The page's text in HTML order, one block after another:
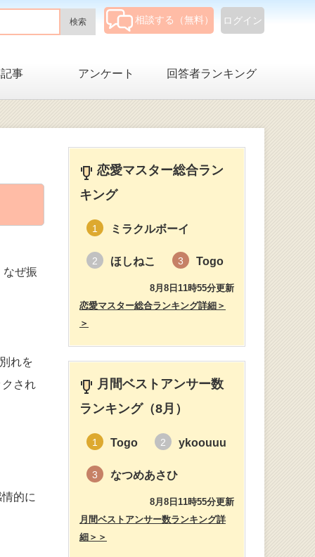
ログイン
相談する（無料）
事 アンケート 回答者ランキング
なぜ振
れを
され
的に
恋愛マスター総合ラン
キング
1 ミラクルボーイ
2 ほしねこ 3 Togo
8月8日11時55分更新
恋愛マスター総合ランキング詳細＞
＞
月間ベストアンサー数
ランキング（8月）
1 Togo 2 ykoouuu
3 なつめあさひ
8月8日11時55分更新
月間ベストアンサー数ランキング詳
細＞＞